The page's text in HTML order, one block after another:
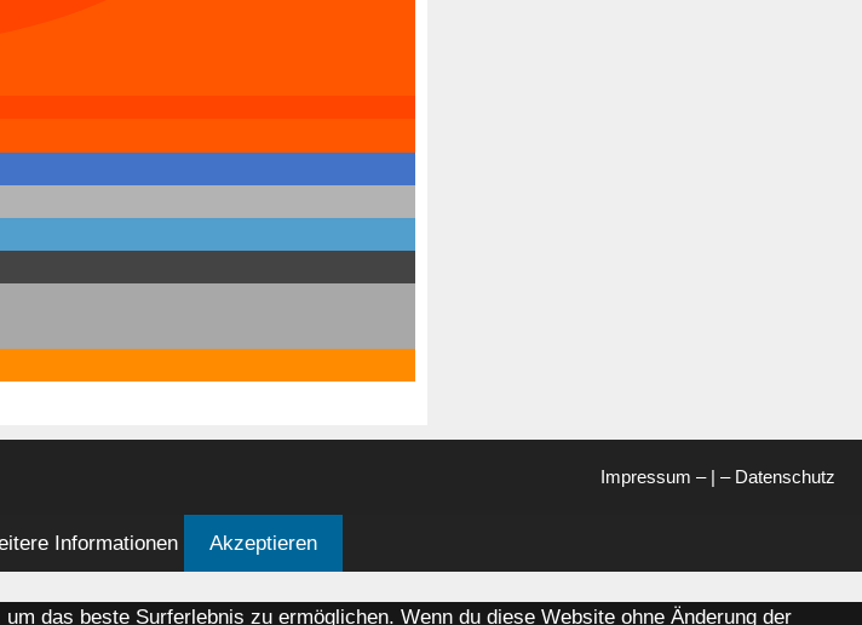
Impressum – | – Datenschutz
Informationen Akzeptieren
das beste Surferlebnis zu ermöglichen. Wenn du diese Website ohne Änderung der